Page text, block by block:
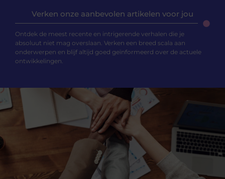
Verken onze aanbevolen artikelen voor jou
Ontdek de meest recente en intrigerende verhalen die je
absoluut niet mag overslaan. Verken een breed scala aan
onderwerpen en blijf altijd goed geïnformeerd over de actuele
ontwikkelingen.